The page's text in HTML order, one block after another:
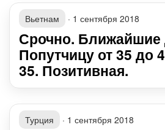
Вьетнам · 1 сентября 2018
Срочно. Ближайшие
Попутчицу от 35 до
35. Позитивная.
Турция · 1 сентября 2018